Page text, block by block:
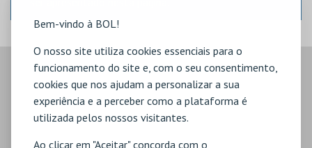
Bem-vindo à BOL!
O nosso site utiliza cookies essenciais para o
funcionamento do site e, com o seu consentimento,
cookies que nos ajudam a personalizar a sua
experiência e a perceber como a plataforma é
utilizada pelos nossos visitantes.
Ao clicar em "Aceitar" concorda com o